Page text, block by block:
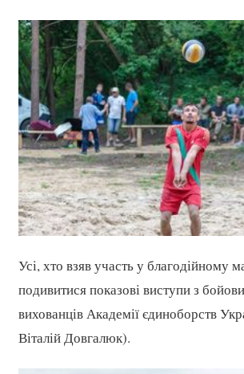
Усі, хто взяв участь у благодійному
подивитися показові виступи з
вихованців Академії єдиноборств
Віталій Довгалюк).